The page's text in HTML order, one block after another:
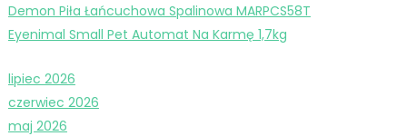
Demon Piła Łańcuchowa Spalinowa MARPCS58T
Eyenimal Small Pet Automat Na Karmę 1,7kg
lipiec 2026
czerwiec 2026
maj 2026